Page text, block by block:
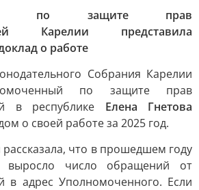
по защите прав
Карелии представила
о работе
Собрания Карелии
по защите прав
в республике Елена Гнетова
о своей работе за 2025 год.
что в прошедшем году
число обращений от
в адрес Уполномоченного. Если